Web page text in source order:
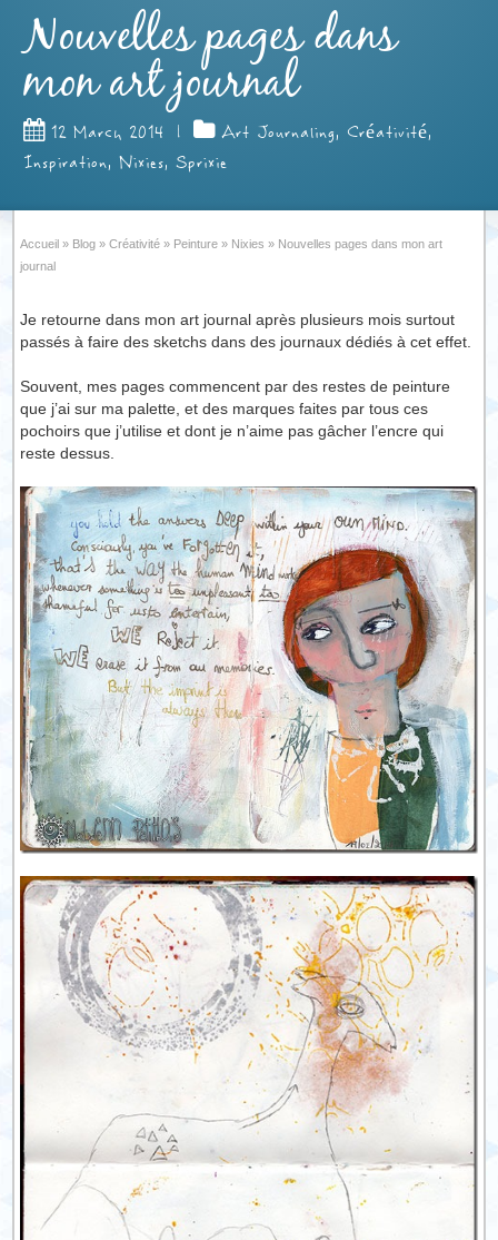
Nouvelles pages dans
mon art journal
12 March 2014 | Art Journaling, Créativité,
Inspiration,Nixies,Sprixie
Accueil » Blog » Créativité » Peinture » Nixies » Nouvelles pages dans mon art
journal
Je retourne dans mon art journal après plusieurs mois surtout
passés à faire des sketchs dans des journaux dédiés à cet effet.
Souvent, mes pages commencent par des restes de peinture
que j’ai sur ma palette, et des marques faites par tous ces
pochoirs que j’utilise et dont je n’aime pas gâcher l’encre qui
reste dessus.